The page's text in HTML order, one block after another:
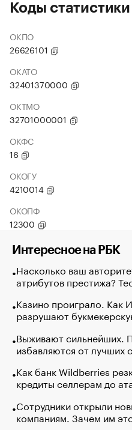
Коды статистики
ОКПО
26626101
ОКАТО
32401370000
ОКТМО
32701000001
ОКФС
16
ОКОГУ
4210014
ОКОПФ
12300
Интересное на РБК
Насколько ваш
атрибутов престижа?
Казино проиграло. Как
разрушают
Выживают сильнейших.
избавляются от лучших
Как банк Wildberries
кредиты селлерам до
Сотрудники открыли
компаниям. Зачем им